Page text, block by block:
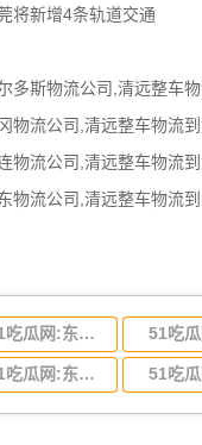
将新增4条轨道交通
51吃瓜网:东莞到湖南省物流专线,东莞到湖南省物流公司
51吃瓜网:东莞到安徽省物流专线,东莞到安徽省物流公司